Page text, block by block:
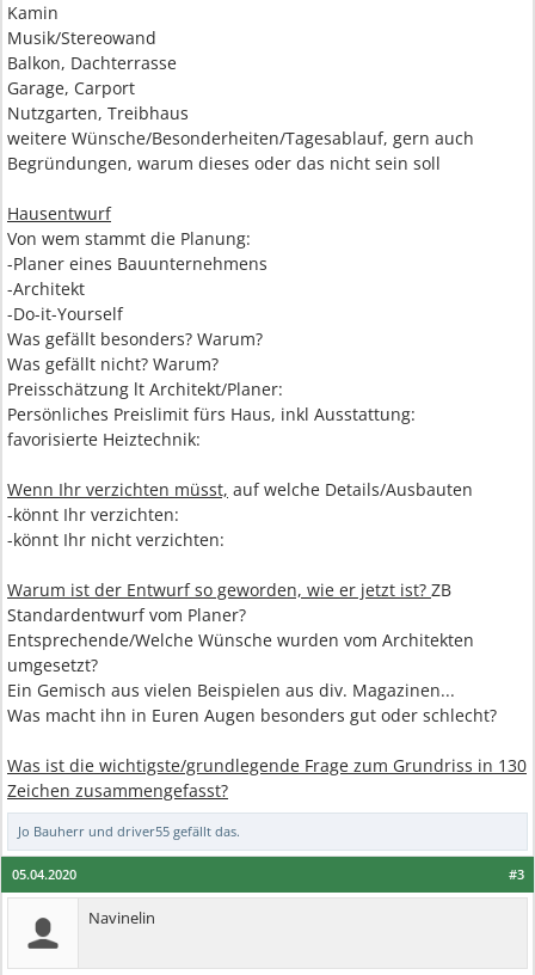
Kamin
Musik/Stereowand
Balkon, Dachterrasse
Garage, Carport
Nutzgarten, Treibhaus
weitere Wünsche/Besonderheiten/Tagesablauf, gern auch
Begründungen, warum dieses oder das nicht sein soll
Hausentwurf
Von wem stammt die Planung:
-Planer eines Bauunternehmens
-Architekt
-Do-it-Yourself
Was gefällt besonders? Warum?
Was gefällt nicht? Warum?
Preisschätzung lt Architekt/Planer:
Persönliches Preislimit fürs Haus, inkl Ausstattung:
favorisierte Heiztechnik:
Wenn Ihr verzichten müsst, auf welche Details/Ausbauten
-könnt Ihr verzichten:
-könnt Ihr nicht verzichten:
Warum ist der Entwurf so geworden, wie er jetzt ist? ZB
Standardentwurf vom Planer?
Entsprechende/Welche Wünsche wurden vom Architekten
umgesetzt?
Ein Gemisch aus vielen Beispielen aus div. Magazinen...
Was macht ihn in Euren Augen besonders gut oder schlecht?
Was ist die wichtigste/grundlegende Frage zum Grundriss in 130
Zeichen zusammengefasst?
Jo Bauherr und driver55 gefällt das.
#3
05.04.2020
Navinelin